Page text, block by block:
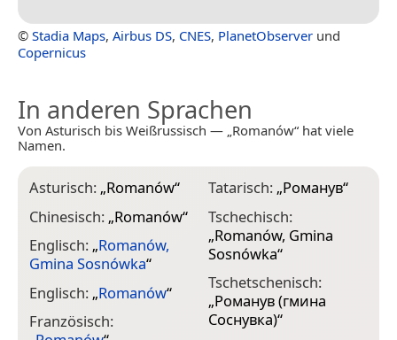
© Stadia Maps, Airbus DS, CNES, PlanetObserver und
Copernicus
In anderen Sprachen
Von Asturisch bis Weißrussisch — „Romanów“ hat viele
Namen.
Asturisch: „Romanów“
Chinesisch: „Romanów“
Englisch: „Romanów,
Gmina Sosnówka“
Englisch: „Romanów“
Französisch:
Tatarisch: „Романув“
Tschechisch:
„Romanów, Gmina
Sosnówka“
Tschetschenisch:
„Романув (гмина
Соснувка)“